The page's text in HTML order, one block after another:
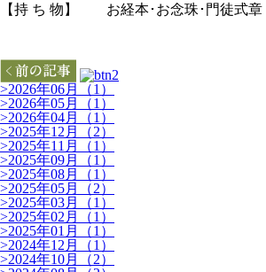
【持 ち 物】 お経本･お念珠･門徒式章
>2026年06月（1）
>2026年05月（1）
>2026年04月（1）
>2025年12月（2）
>2025年11月（1）
>2025年09月（1）
>2025年08月（1）
>2025年05月（2）
>2025年03月（1）
>2025年02月（1）
>2025年01月（1）
>2024年12月（1）
>2024年10月（2）